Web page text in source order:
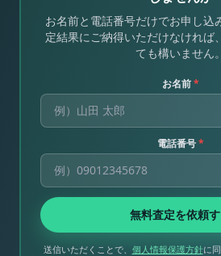
お名前と電話番号だけでお申し込
定結果にご納得いただけなければ
ても構いません。
お名前*
電話番号*
無料査定を依頼
送信いただくことで、 個人情報保護方針に